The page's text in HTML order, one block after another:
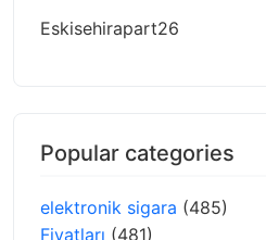
Eskisehirapart26
Popular categories
elektronik sigara (485)
Fiyatları (481)